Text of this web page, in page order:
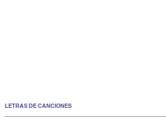
LETRAS DE CANCIONES